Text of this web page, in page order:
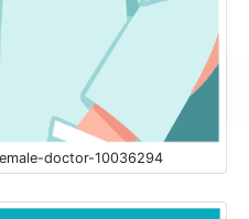
doctor-10036294